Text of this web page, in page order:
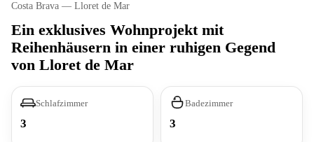
Costa Brava — Lloret de Mar
Ein exklusives Wohnprojekt mit
Reihenhäusern in einer ruhigen Gegend
von Lloret de Mar
Schlafzimmer
3
Badezimmer
3